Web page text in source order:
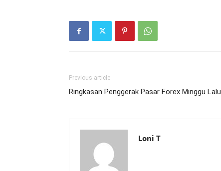
Previous article
Ringkasan Penggerak Pasar Forex Minggu Lalu
Loni T